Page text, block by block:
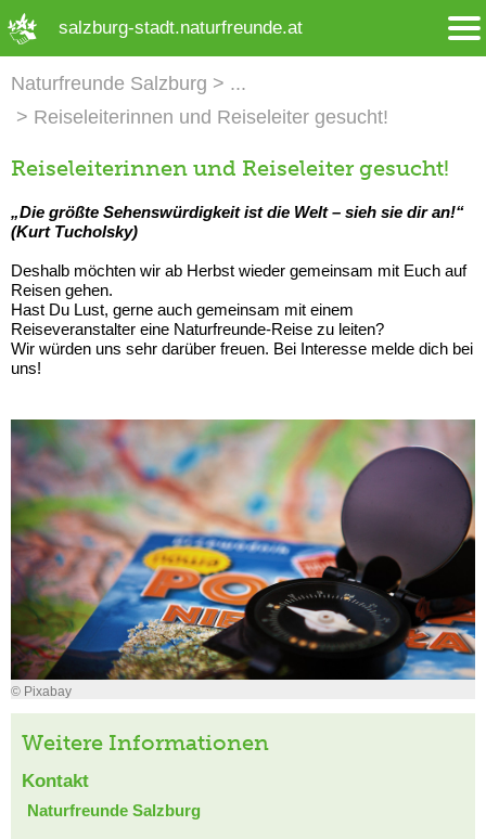
salzburg-stadt.naturfreunde.at
Naturfreunde Salzburg
Reiseleiterinnen und Reiseleiter gesucht!
Reiseleiterinnen und Reiseleiter gesucht!
„Die größte Sehenswürdigkeit ist die Welt – sieh sie dir an!“
(Kurt Tucholsky)
Deshalb möchten wir ab Herbst wieder gemeinsam mit Euch auf
Reisen gehen.
Hast Du Lust, gerne auch gemeinsam mit einem
Reiseveranstalter eine Naturfreunde-Reise zu leiten?
Wir würden uns sehr darüber freuen. Bei Interesse melde dich bei
uns!
© Pixabay
Weitere Informationen
Kontakt
Naturfreunde Salzburg